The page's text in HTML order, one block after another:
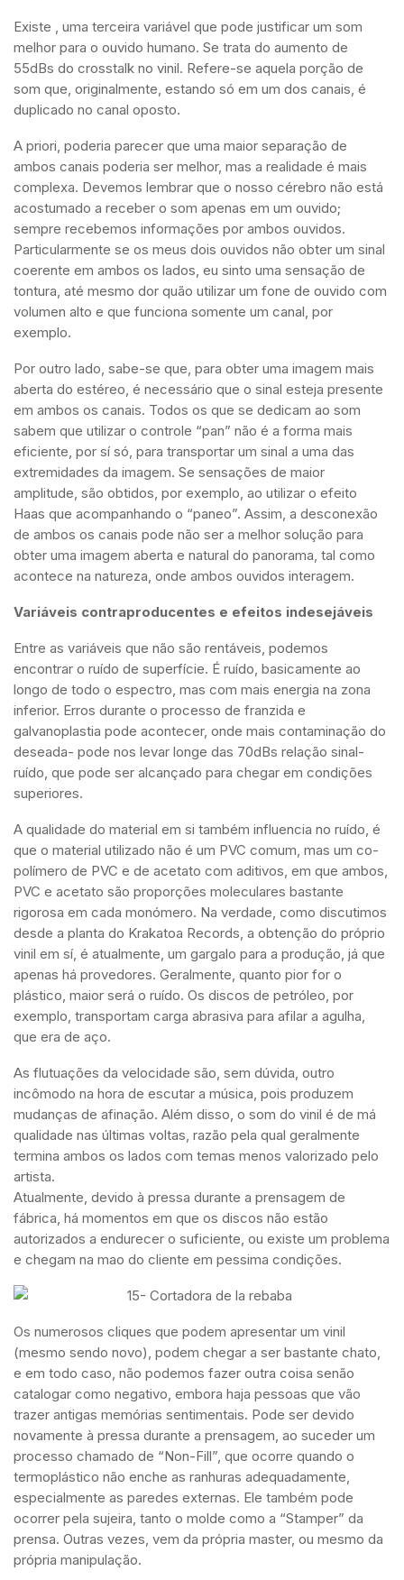
Existe , uma terceira variável que pode justificar um som
melhor para o ouvido humano. Se trata do aumento de
55dBs do crosstalk no vinil. Refere-se aquela porção de
som que, originalmente, estando só em um dos canais, é
duplicado no canal oposto.
A priori, poderia parecer que uma maior separação de
ambos canais poderia ser melhor, mas a realidade é mais
complexa. Devemos lembrar que o nosso cérebro não está
acostumado a receber o som apenas em um ouvido;
sempre recebemos informações por ambos ouvidos.
Particularmente se os meus dois ouvidos não obter um sinal
coerente em ambos os lados, eu sinto uma sensação de
tontura, até mesmo dor quão utilizar um fone de ouvido com
volumen alto e que funciona somente um canal, por
exemplo.
Por outro lado, sabe-se que, para obter uma imagem mais
aberta do estéreo, é necessário que o sinal esteja presente
em ambos os canais. Todos os que se dedicam ao som
sabem que utilizar o controle “pan” não é a forma mais
eficiente, por sí só, para transportar um sinal a uma das
extremidades da imagem. Se sensações de maior
amplitude, são obtidos, por exemplo, ao utilizar o efeito
Haas que acompanhando o “paneo”. Assim, a desconexão
de ambos os canais pode não ser a melhor solução para
obter uma imagem aberta e natural do panorama, tal como
acontece na natureza, onde ambos ouvidos interagem.
Variáveis contraproducentes e efeitos indesejáveis
Entre as variáveis que não são rentáveis, podemos
encontrar o ruído de superfície. É ruído, basicamente ao
longo de todo o espectro, mas com mais energia na zona
inferior. Erros durante o processo de franzida e
galvanoplastia pode acontecer, onde mais contaminação do
deseada- pode nos levar longe das 70dBs relação sinal-
ruído, que pode ser alcançado para chegar em condições
superiores.
A qualidade do material em si também influencia no ruído, é
que o material utilizado não é um PVC comum, mas um co-
polímero de PVC e de acetato com aditivos, em que ambos,
PVC e acetato são proporções moleculares bastante
rigorosa em cada monómero. Na verdade, como discutimos
desde a planta do Krakatoa Records, a obtenção do próprio
vinil em sí, é atualmente, um gargalo para a produção, já que
apenas há provedores. Geralmente, quanto pior for o
plástico, maior será o ruído. Os discos de petróleo, por
exemplo, transportam carga abrasiva para afilar a agulha,
que era de aço.
As flutuações da velocidade são, sem dúvida, outro
incômodo na hora de escutar a música, pois produzem
mudanças de afinação. Além disso, o som do vinil é de má
qualidade nas últimas voltas, razão pela qual geralmente
termina ambos os lados com temas menos valorizado pelo
artista.
Atualmente, devido à pressa durante a prensagem de
fábrica, há momentos em que os discos não estão
autorizados a endurecer o suficiente, ou existe um problema
e chegam na mao do cliente em pessima condições.
Os numerosos cliques que podem apresentar um vinil
(mesmo sendo novo), podem chegar a ser bastante chato,
e em todo caso, não podemos fazer outra coisa senão
catalogar como negativo, embora haja pessoas que vão
trazer antigas memórias sentimentais. Pode ser devido
novamente à pressa durante a prensagem, ao suceder um
processo chamado de “Non-Fill”, que ocorre quando o
termoplástico não enche as ranhuras adequadamente,
especialmente as paredes externas. Ele também pode
ocorrer pela sujeira, tanto o molde como a “Stamper” da
prensa. Outras vezes, vem da própria master, ou mesmo da
própria manipulação.